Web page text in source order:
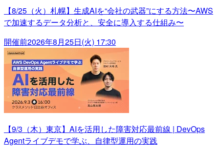
【8/25（火）札幌】生成AIを“会社の武器”にする方法〜AWS
で加速するデータ分析と、安全に導入する仕組み〜
開催前2026年8月25日(火) 17:30
【9/3（木）東京】AIを活用した障害対応最前線 | DevOps
Agentライブデモで学ぶ、自律型運用の実践